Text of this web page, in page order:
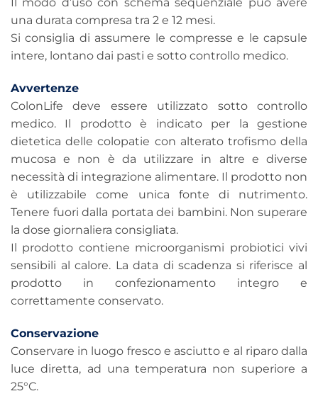
una durata compresa tra 2 e 12 mesi.
Si consiglia di assumere le compresse e le capsule
intere, lontano dai pasti e sotto controllo medico.
Avvertenze
ColonLife deve essere utilizzato sotto controllo
medico. Il prodotto è indicato per la gestione
dietetica delle colopatie con alterato trofismo della
mucosa e non è da utilizzare in altre e diverse
necessità di integrazione alimentare. Il prodotto non
è utilizzabile come unica fonte di nutrimento.
Tenere fuori dalla portata dei bambini. Non superare
la dose giornaliera consigliata.
Il prodotto contiene microorganismi probiotici vivi
sensibili al calore. La data di scadenza si riferisce al
prodotto in confezionamento integro e
correttamente conservato.
Conservazione
Conservare in luogo fresco e asciutto e al riparo dalla
luce diretta, ad una temperatura non superiore a
25°C.